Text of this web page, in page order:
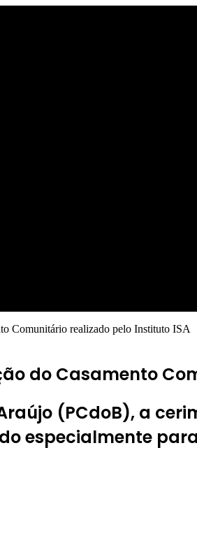
Comunitário realizado pelo Instituto ISA
do Casamento
(PCdoB), a
especialmente